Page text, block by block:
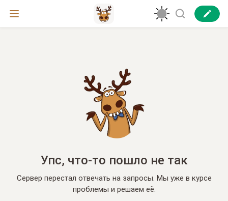
Упс, что-то пошло не так
Сервер перестал отвечать на запросы. Мы уже в курсе
проблемы и решаем её.